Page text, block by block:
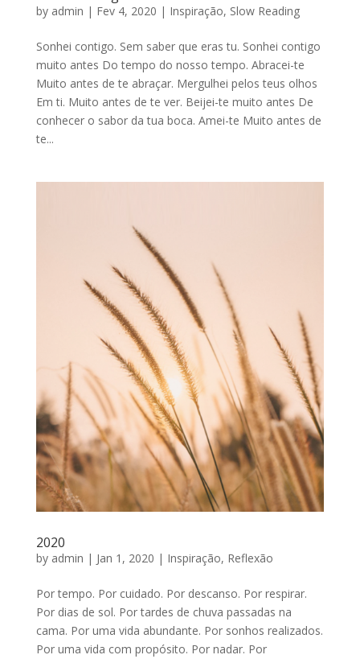
by admin | Fev 4, 2020 | Inspiração, Slow Reading
Sonhei contigo. Sem saber que eras tu. Sonhei contigo
muito antes Do tempo do nosso tempo. Abracei-te
Muito antes de te abraçar. Mergulhei pelos teus olhos
Em ti. Muito antes de te ver. Beijei-te muito antes De
conhecer o sabor da tua boca. Amei-te Muito antes de
te...
2020
by admin | Jan 1, 2020 | Inspiração, Reflexão
Por tempo. Por cuidado. Por descanso. Por respirar.
Por dias de sol. Por tardes de chuva passadas na
cama. Por uma vida abundante. Por sonhos realizados.
Por uma vida com propósito. Por nadar. Por